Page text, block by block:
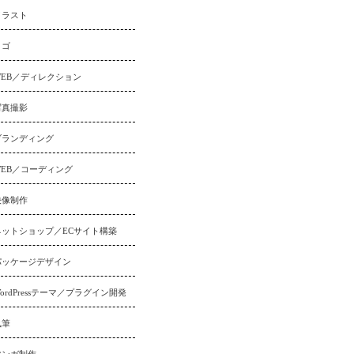
スト
ゴ
／ディレクション
真撮影
ランディング
／コーディング
像制作
ットショップ／ECサイト構築
ッケージデザイン
テーマ／プラグイン開発
筆